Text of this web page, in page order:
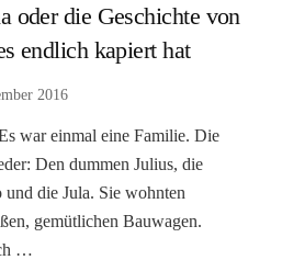
oder die Geschichte von
endlich kapiert hat
2016
war einmal eine Familie. Die
Den dummen Julius, die
und die Jula. Sie wohnten
gemütlichen Bauwagen.
…